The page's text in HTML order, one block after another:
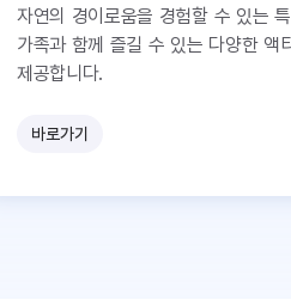
자연의 경이로움을 경험할 수 있는
가족과 함께 즐길 수 있는 다양한 액
제공합니다.
바로가기
쾌